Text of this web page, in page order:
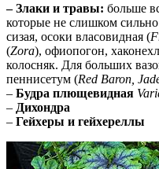
– Злаки и травы: больше
которые не слишком
сизая, осоки власовидная (
(Zora), офиопогон,
колосняк. Для больших
пеннисетум (Red Baron,
– Будра плющевидная
– Дихондра
– Гейхеры и гейхереллы